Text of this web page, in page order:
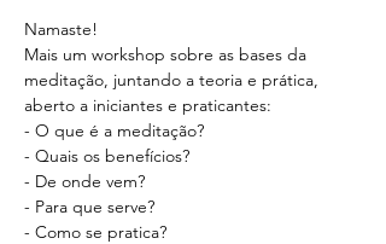
Namaste!
Mais um workshop sobre as bases da
meditação, juntando a teoria e prática,
aberto a iniciantes e praticantes:
- O que é a meditação?
- Quais os benefícios?
- De onde vem?
- Para que serve?
- Como se pratica?